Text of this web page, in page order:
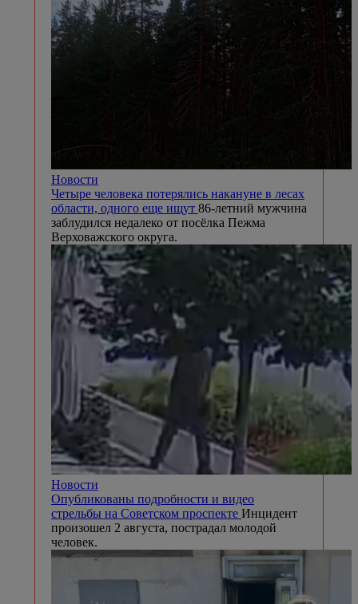
Новости
Четыре человека потерялись накануне в лесах
области, одного еще ищут 86-летний мужчина
заблудился недалеко от посёлка Пежма
Верховажского округа.
Новости
Опубликованы подробности и видео
стрельбы на Советском проспекте Инцидент
произошел 2 августа, пострадал молодой
человек.